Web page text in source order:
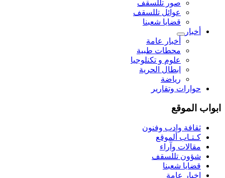
صور تللسقف
عوائل تللسقف
قضايا شعبنا
أخبار
أخبار عامة
محطات طبية
علوم و تکنلوجیا
ابطال الحرية
رياضة
حوارات وتقارير
ابواب الموقع
ثقافة وادب وفنون
كـتـاب ألموقع
مقالات وآراء
شؤون تللسقف
قضايا شعبنا
اخبار عامة